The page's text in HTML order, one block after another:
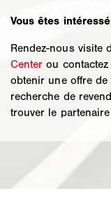
Vous êtes
Rendez-nous visite
Center ou
obtenir une offre
recherche de
trouver le